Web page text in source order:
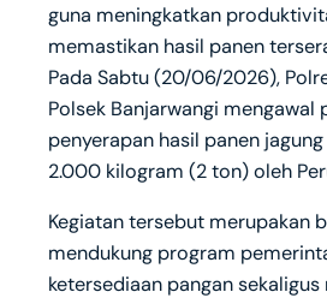
guna meningkatkan
memastikan hasil panen
Pada Sabtu (20/06/2026),
Polsek Banjarwangi mengawal
penyerapan hasil panen
2.000 kilogram (2 ton) oleh
Kegiatan tersebut merupakan
mendukung program
ketersediaan pangan